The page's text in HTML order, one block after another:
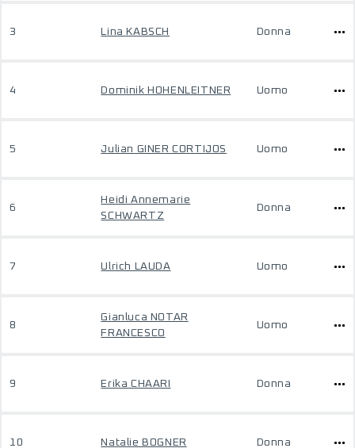
3 Lina KABSCH Donna
4 Dominik HOHENLEITNER Uomo
5 Julian GINER CORTIJOS Uomo
6
Heidi Annemarie
SCHWARTZ
Donna
7 Ulrich LAUDA Uomo
8
Gianluca NOTAR
FRANCESCO
Uomo
9 Erika CHAARI Donna
10 Natalie BOGNER Donna